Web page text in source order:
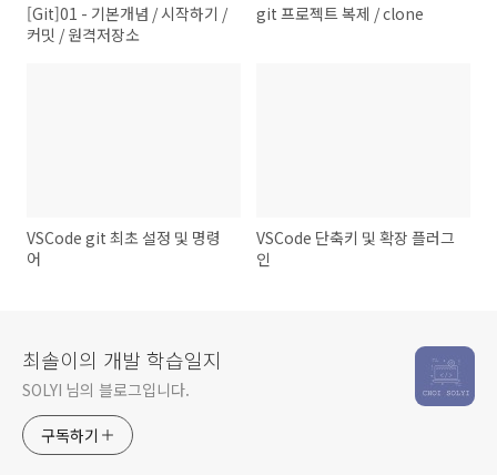
[Git]01 - 기본개념 / 시작하기 /
커밋 / 원격저장소
git 프로젝트 복제 / clone
VSCode git 최초 설정 및 명령
어
VSCode 단축키 및 확장 플러그
인
최솔이의 개발 학습일지
SOLYI 님의 블로그입니다.
구독하기